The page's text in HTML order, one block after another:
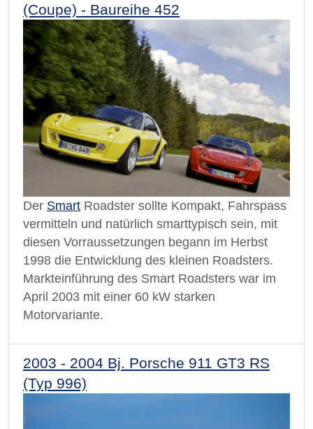
(Coupe) - Baureihe 452
Der Smart Roadster sollte Kompakt, Fahrspass
vermitteln und natürlich smarttypisch sein, mit
diesen Vorraussetzungen begann im Herbst
1998 die Entwicklung des kleinen Roadsters.
Markteinführung des Smart Roadsters war im
April 2003 mit einer 60 kW starken
Motorvariante.
2003 - 2004 Bj. Porsche 911 GT3 RS
(Typ 996)